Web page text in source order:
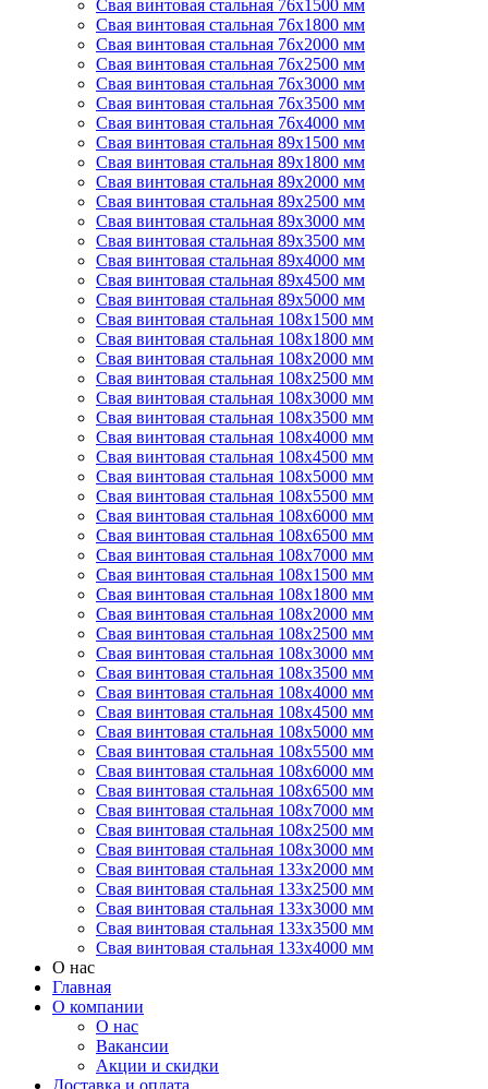
Свая винтовая стальная 76х1500 мм
Свая винтовая стальная 76х1800 мм
Свая винтовая стальная 76х2000 мм
Свая винтовая стальная 76х2500 мм
Свая винтовая стальная 76х3000 мм
Свая винтовая стальная 76х3500 мм
Свая винтовая стальная 76х4000 мм
Свая винтовая стальная 89х1500 мм
Свая винтовая стальная 89х1800 мм
Свая винтовая стальная 89х2000 мм
Свая винтовая стальная 89х2500 мм
Свая винтовая стальная 89х3000 мм
Свая винтовая стальная 89х3500 мм
Свая винтовая стальная 89х4000 мм
Свая винтовая стальная 89х4500 мм
Свая винтовая стальная 89х5000 мм
Свая винтовая стальная 108х1500 мм
Свая винтовая стальная 108х1800 мм
Свая винтовая стальная 108х2000 мм
Свая винтовая стальная 108х2500 мм
Свая винтовая стальная 108х3000 мм
Свая винтовая стальная 108х3500 мм
Свая винтовая стальная 108х4000 мм
Свая винтовая стальная 108х4500 мм
Свая винтовая стальная 108х5000 мм
Свая винтовая стальная 108х5500 мм
Свая винтовая стальная 108х6000 мм
Свая винтовая стальная 108х6500 мм
Свая винтовая стальная 108х7000 мм
Свая винтовая стальная 108х1500 мм
Свая винтовая стальная 108х1800 мм
Свая винтовая стальная 108х2000 мм
Свая винтовая стальная 108х2500 мм
Свая винтовая стальная 108х3000 мм
Свая винтовая стальная 108х3500 мм
Свая винтовая стальная 108х4000 мм
Свая винтовая стальная 108х4500 мм
Свая винтовая стальная 108х5000 мм
Свая винтовая стальная 108х5500 мм
Свая винтовая стальная 108х6000 мм
Свая винтовая стальная 108х6500 мм
Свая винтовая стальная 108х7000 мм
Свая винтовая стальная 108х2500 мм
Свая винтовая стальная 108х3000 мм
Свая винтовая стальная 133х2000 мм
Свая винтовая стальная 133х2500 мм
Свая винтовая стальная 133х3000 мм
Свая винтовая стальная 133х3500 мм
Свая винтовая стальная 133х4000 мм
О нас
Главная
О компании
О нас
Вакансии
Акции и скидки
Доставка и оплата